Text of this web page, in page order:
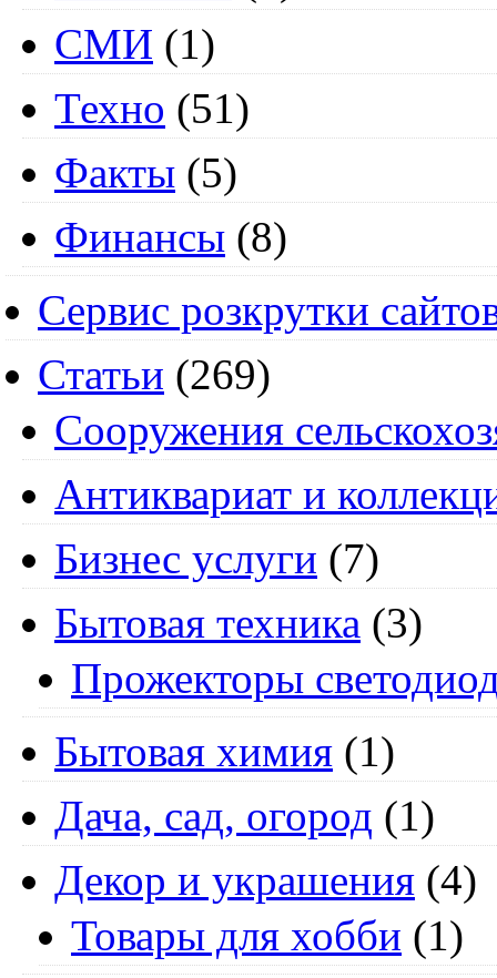
СМИ (1)
Техно (51)
Факты (5)
Финансы (8)
Сервис розкрутки
Статьи (269)
Cооружения
Антиквариат и
Бизнес услуги (7)
Бытовая техника (3)
Прожекторы
Бытовая химия (1)
Дача, сад, огород (1)
Декор и украшения (4)
Товары для хобби (1)